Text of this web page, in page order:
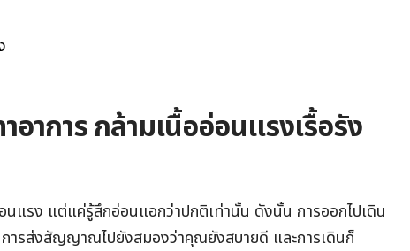
อาการ กล้ามเนื้ออ่อนแรงเรื้อรัง
แรง แต่แค่รู้สึกอ่อนแอกว่าปกติเท่านั้น ดังนั้น การออกไปเดิน
การส่งสัญญาณไปยังสมองว่าคุณยังสบายดี และการเดินก็